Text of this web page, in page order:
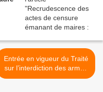
Entrée en vigueur du Traité
sur l’interdiction des armes
nucléaires, La France